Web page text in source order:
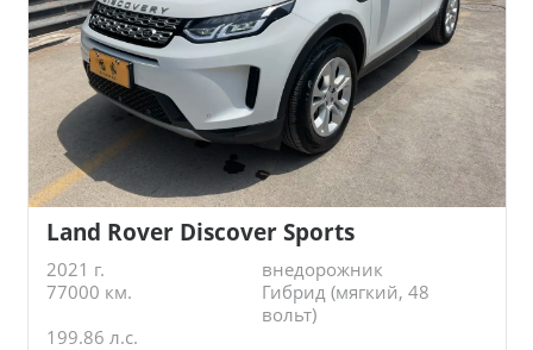
Land Rover Discover Sports
2021 г.
внедорожник
77000 км.
Гибрид (мягкий, 48
вольт)
199.86 л.с.